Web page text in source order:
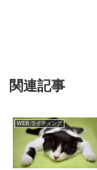
関連記事
WEB ライティング